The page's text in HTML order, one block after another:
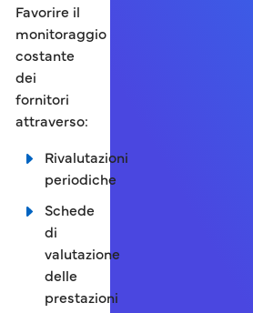
Favorire il
monitoraggio
costante
dei
fornitori
attraverso:
Rivalutazioni
periodiche
Schede
di
valutazione
delle
prestazioni